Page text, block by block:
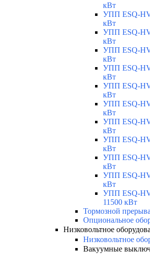
кВт
УПП ESQ-
кВт
УПП ESQ-
кВт
УПП ESQ-
кВт
УПП ESQ-
кВт
УПП ESQ-
кВт
УПП ESQ-
кВт
УПП ESQ-
кВт
УПП ESQ-
кВт
УПП ESQ-
кВт
УПП ESQ-
кВт
УПП ESQ-
11500 кВт
Тормозной
Опциональное
Низковольтное
Низковольтное
Вакуумные